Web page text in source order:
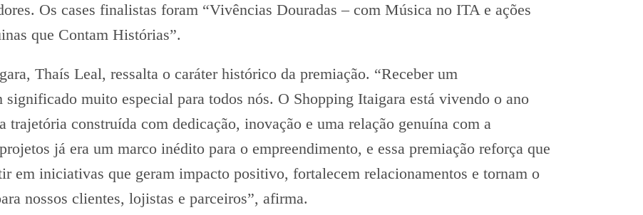
Os cases finalistas foram “Vivências Douradas – com Música no ITA e ações
que Contam Histórias”.
Thaís Leal, ressalta o caráter histórico da premiação. “Receber um
muito especial para todos nós. O Shopping Itaigara está vivendo o ano
trajetória construída com dedicação, inovação e uma relação genuína com a
já era um marco inédito para o empreendimento, e essa premiação reforça que
em iniciativas que geram impacto positivo, fortalecem relacionamentos e tornam o
nossos clientes, lojistas e parceiros”, afirma.